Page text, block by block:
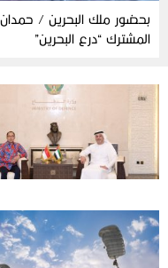
بحضور ملك البحرين /
المشترك “درع البحرين”